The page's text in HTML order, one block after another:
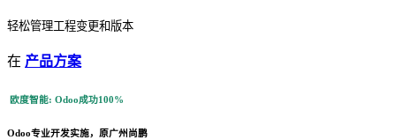
轻松管理工程变更和版本
在 产品方案
欧度智能: Odoo成功100%
Odoo专业开发实施，原广州尚鹏